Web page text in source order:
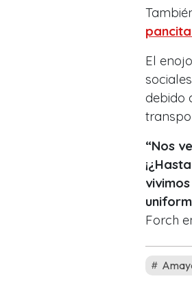
El
debido
“Nos
Forch